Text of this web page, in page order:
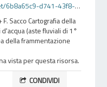
download/cartografiadellavegetazioneriparialedeicorsidacquamappadellaframmentazione.zip
Sacco Cartografia della
(aste fluviali di 1°
della frammentazione
vista per questa risorsa.
CONDIVIDI